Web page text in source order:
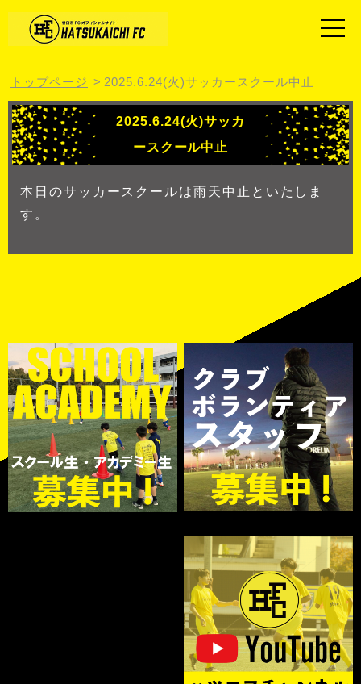
トップページ 2025.6.24(火)サッカースクール中止
2025.6.24(火)サッカ
ースクール中止
本日のサッカースクールは雨天中止といたしま
す。